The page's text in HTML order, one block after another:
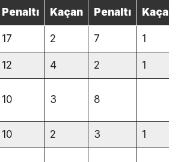
Penaltı Kaçan Penaltı Kaçan
17 2 7 1
12 4 2 1
10 3 8
10 2 3 1